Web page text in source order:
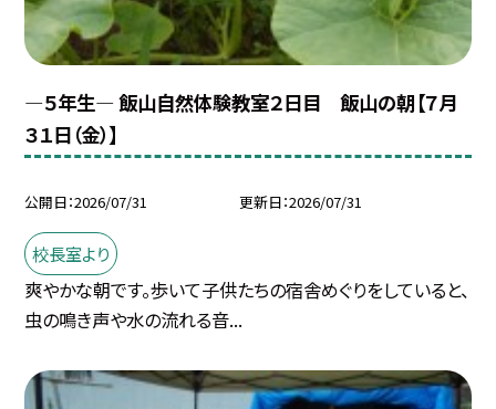
―５年生― 飯山自然体験教室２日目 飯山の朝【７月
３１日（金）】
公開日 2026/07/31 更新日 2026/07/31
校長室より
爽やかな朝です。歩いて子供たちの宿舎めぐりをしていると、
虫の鳴き声や水の流れる音...